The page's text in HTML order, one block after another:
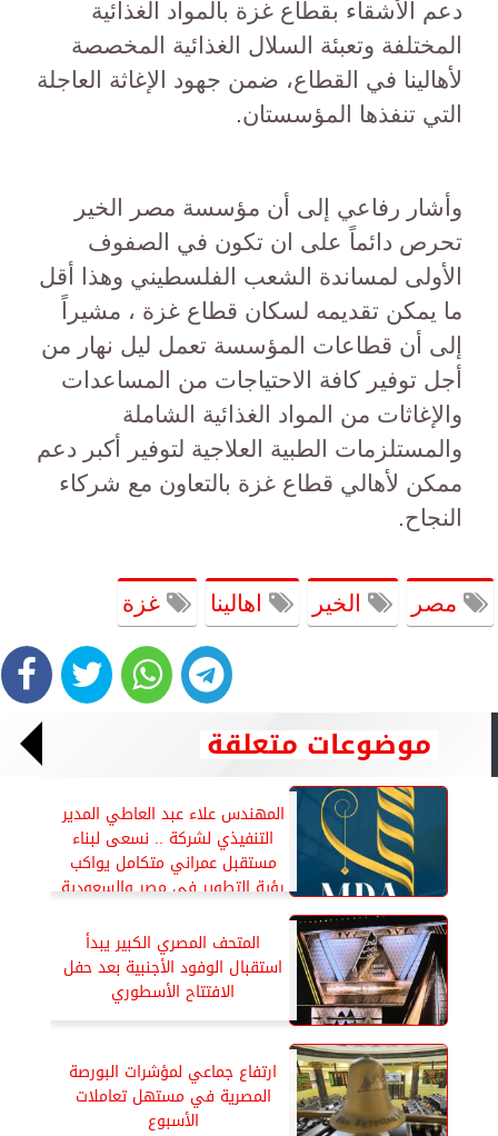
دعم الأشقاء بقطاع غزة بالمواد الغذائية
المختلفة وتعبئة السلال الغذائية المخصصة
لأهالينا في القطاع، ضمن جهود الإغاثة العاجلة
التي تنفذها المؤسستان.
وأشار رفاعي إلى أن مؤسسة مصر الخير
تحرص دائماً على ان تكون في الصفوف
الأولى لمساندة الشعب الفلسطيني وهذا أقل
ما يمكن تقديمه لسكان قطاع غزة ، مشيراً
إلى أن قطاعات المؤسسة تعمل ليل نهار من
أجل توفير كافة الاحتياجات من المساعدات
والإغاثات من المواد الغذائية الشاملة
والمستلزمات الطبية العلاجية لتوفير أكبر دعم
ممكن لأهالي قطاع غزة بالتعاون مع شركاء
النجاح.
مصر الخير اهالينا غزة
موضوعات متعلقة
المهندس علاء عبد العاطي المدير
التنفيذي لشركة .. نسعى لبناء
مستقبل عمراني متكامل يواكب
رؤية التطوير في مصر والسعودية
المتحف المصري الكبير يبدأ
استقبال الوفود الأجنبية بعد حفل
الافتتاح الأسطوري
ارتفاع جماعي لمؤشرات البورصة
المصرية في مستهل تعاملات
الأسبوع